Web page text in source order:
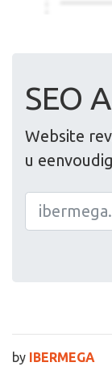
SEO
Website
u
by IBERMEGA